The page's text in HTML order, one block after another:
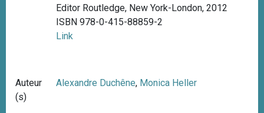
Editor Routledge, New York-London, 2012
ISBN 978-0-415-88859-2
Link
Auteur
(s)
Alexandre Duchêne, Monica Heller